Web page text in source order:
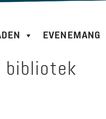
EVENEMANG